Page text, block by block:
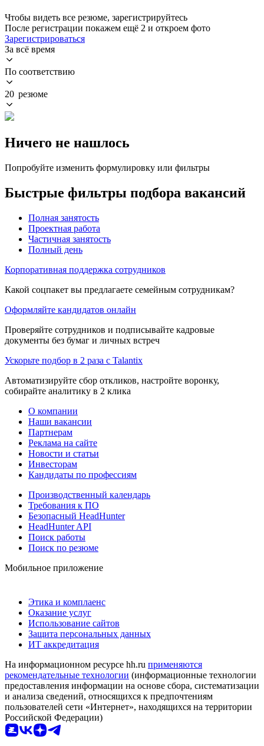
Чтобы видеть все резюме, зарегистрируйтесь
После регистрации покажем ещё 2 и откроем фото
Зарегистрироваться
За всё время
По соответствию
20 резюме
Ничего не нашлось
Попробуйте изменить формулировку или фильтры
Быстрые фильтры подбора вакансий
Полная занятость
Проектная работа
Частичная занятость
Полный день
Корпоративная поддержка сотрудников
Какой соцпакет вы предлагаете семейным сотрудникам?
Оформляйте кандидатов онлайн
Проверяйте сотрудников и подписывайте кадровые
документы без бумаг и личных встреч
Ускорьте подбор в 2 раза с Talantix
Автоматизируйте сбор откликов, настройте воронку,
собирайте аналитику в 2 клика
О компании
Наши вакансии
Партнерам
Реклама на сайте
Новости и статьи
Инвесторам
Кандидаты по профессиям
Производственный календарь
Требования к ПО
Безопасный HeadHunter
HeadHunter API
Поиск работы
Поиск по резюме
Мобильное приложение
Этика и комплаенс
Оказание услуг
Использование сайтов
Защита персональных данных
ИТ аккредитация
На информационном ресурсе hh.ru применяются
рекомендательные технологии (информационные технологии
предоставления информации на основе сбора, систематизации
и анализа сведений, относящихся к предпочтениям
пользователей сети «Интернет», находящихся на территории
Российской Федерации)